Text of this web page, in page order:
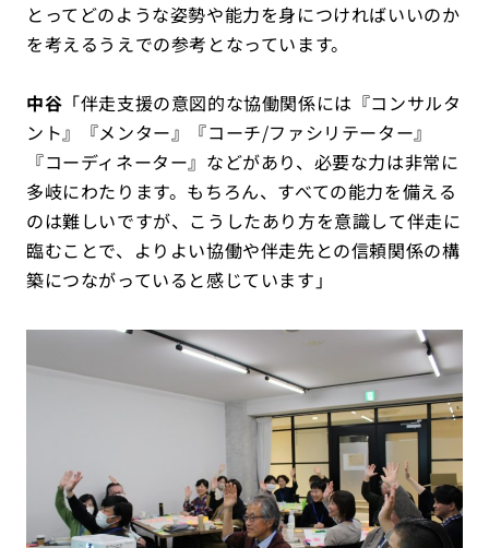
とってどのような姿勢や能力を身につければいいのか
を考えるうえでの参考となっています。
中谷 「伴走支援の意図的な協働関係には『コンサルタ
ント』『メンター』『コーチ/ファシリテーター』
『コーディネーター』などがあり、必要な力は非常に
多岐にわたります。もちろん、すべての能力を備える
のは難しいですが、こうしたあり方を意識して伴走に
臨むことで、よりよい協働や伴走先との信頼関係の構
築につながっていると感じています」